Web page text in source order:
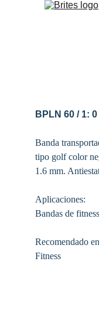
BPLN 60 / 1:
Banda
tipo golf color
1.6 mm.
Aplicaciones:
Bandas de
Recomendado
Fitness